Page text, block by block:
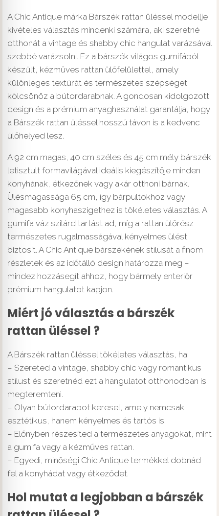
A Chic Antique márka Bárszék rattan üléssel modellje
kivételes választás mindenki számára, aki szeretné
otthonát a vintage és shabby chic hangulat varázsával
szebbé varázsolni. Ez a bárszék világos gumifából
készült, kézműves rattan ülőfelülettel, amely
különleges textúrát és természetes szépséget
kölcsönöz a bútordarabnak. A gondosan kidolgozott
design és a prémium anyaghasználat garantálja, hogy
a Bárszék rattan üléssel hosszú távon is a kedvenc
ülőhelyed lesz.
A 92 cm magas, 40 cm széles és 45 cm mély bárszék
letisztult formavilágával ideális kiegészítője minden
konyhának, étkezőnek vagy akár otthoni bárnak.
Ülésmagassága 65 cm, így bárpultokhoz vagy
magasabb konyhaszigethez is tökéletes választás. A
gumifa váz szilárd tartást ad, míg a rattan ülőrész
természetes rugalmasságával kényelmes ülést
biztosít. A Chic Antique bárszékének stílusát a finom
részletek és az időtálló design határozza meg –
mindez hozzásegít ahhoz, hogy bármely enteriőr
prémium hangulatot kapjon.
Miért jó választás a bárszék
rattan üléssel ?
A Bárszék rattan üléssel tökéletes választás, ha:
– Szereted a vintage, shabby chic vagy romantikus
stílust és szeretnéd ezt a hangulatot otthonodban is
megteremteni.
– Olyan bútordarabot keresel, amely nemcsak
esztétikus, hanem kényelmes és tartós is.
– Előnyben részesíted a természetes anyagokat, mint
a gumifa vagy a kézműves rattan.
– Egyedi, minőségi Chic Antique termékkel dobnád
fel a konyhádat vagy étkeződet.
Hol mutat a legjobban a bárszék